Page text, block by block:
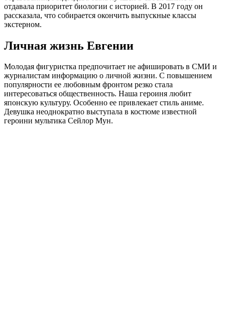
отдавала приоритет биологии с историей. В 2017 году он
рассказала, что собирается окончить выпускные классы
экстерном.
Личная жизнь Евгении
Молодая фигуристка предпочитает не афишировать в СМИ и
журналистам информацию о личной жизни. С повышением
популярности ее любовным фронтом резко стала
интересоваться общественность. Наша героиня любит
японскую культуру. Особенно ее привлекает стиль аниме.
Девушка неоднократно выступала в костюме известной
героини мультика Сейлор Мун.